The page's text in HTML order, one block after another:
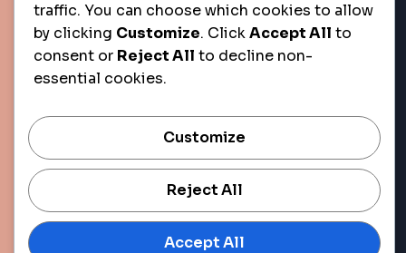
traffic. You can choose which cookies to allow
by clicking Customize. ClickAccept All to
consent or Reject All to decline non-
essential cookies.
Customize
Reject All
Accept All